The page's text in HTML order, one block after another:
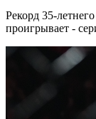
Рекорд 35-
проигрывает -